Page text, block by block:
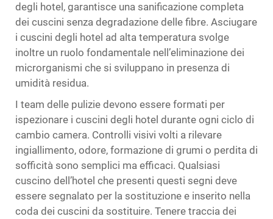
degli hotel, garantisce una sanificazione completa
dei cuscini senza degradazione delle fibre. Asciugare
i cuscini degli hotel ad alta temperatura svolge
inoltre un ruolo fondamentale nell’eliminazione dei
microrganismi che si sviluppano in presenza di
umidità residua.
I team delle pulizie devono essere formati per
ispezionare i cuscini degli hotel durante ogni ciclo di
cambio camera. Controlli visivi volti a rilevare
ingiallimento, odore, formazione di grumi o perdita di
sofficità sono semplici ma efficaci. Qualsiasi
cuscino dell’hotel che presenti questi segni deve
essere segnalato per la sostituzione e inserito nella
coda dei cuscini da sostituire. Tenere traccia dei